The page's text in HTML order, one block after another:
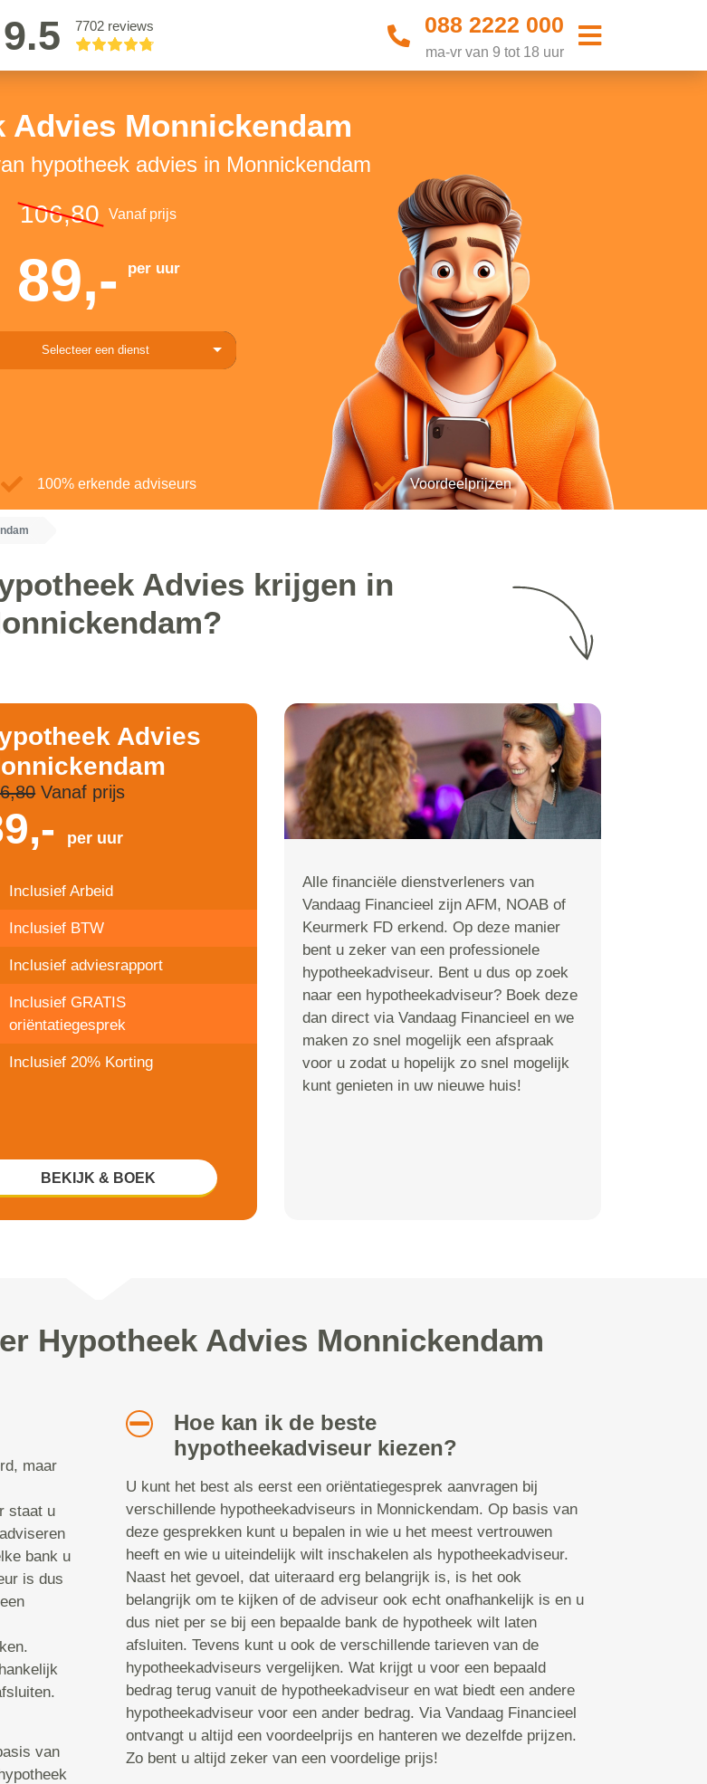
9.5 7702 reviews 088 2222 000
ma-vr van 9 tot 18 uur
Advies Monnickendam
hypotheek advies in Monnickendam
106,80 Vanaf prijs
89,- per uur
Selecteer een dienst
100% erkende adviseurs Voordeelprijzen
Advies krijgen in
Advies
Vanaf prijs
per uur
Inclusief Arbeid
Inclusief BTW
Inclusief adviesrapport
Inclusief GRATIS
oriëntatiegesprek
Inclusief 20% Korting
BEKIJK & BOEK
Alle financiële dienstverleners van
Vandaag Financieel zijn AFM, NOAB of
Keurmerk FD erkend. Op deze manier
bent u zeker van een professionele
hypotheekadviseur. Bent u dus op zoek
naar een hypotheekadviseur? Boek deze
dan direct via Vandaag Financieel en we
maken zo snel mogelijk een afspraak
voor u zodat u hopelijk zo snel mogelijk
kunt genieten in uw nieuwe huis!
Hypotheek Advies Monnickendam
maar
staat u
bank u
is dus
van
Hoe kan ik de beste
hypotheekadviseur kiezen?
U kunt het best als eerst een oriëntatiegesprek aanvragen bij
verschillende hypotheekadviseurs in Monnickendam. Op basis van
deze gesprekken kunt u bepalen in wie u het meest vertrouwen
heeft en wie u uiteindelijk wilt inschakelen als hypotheekadviseur.
Naast het gevoel, dat uiteraard erg belangrijk is, is het ook
belangrijk om te kijken of de adviseur ook echt onafhankelijk is en u
dus niet per se bij een bepaalde bank de hypotheek wilt laten
afsluiten. Tevens kunt u ook de verschillende tarieven van de
hypotheekadviseurs vergelijken. Wat krijgt u voor een bepaald
bedrag terug vanuit de hypotheekadviseur en wat biedt een andere
hypotheekadviseur voor een ander bedrag. Via Vandaag Financieel
ontvangt u altijd een voordeelprijs en hanteren we dezelfde prijzen.
Zo bent u altijd zeker van een voordelige prijs!